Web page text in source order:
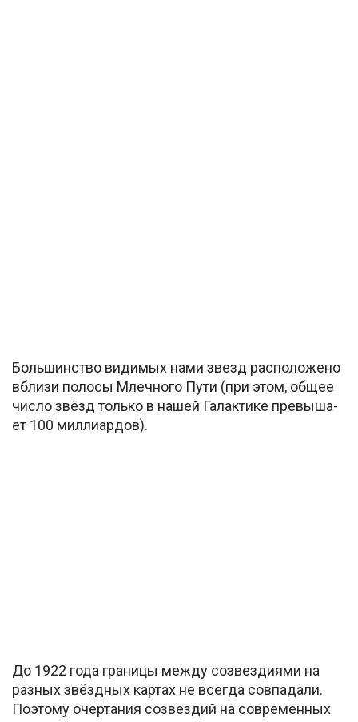
Боль­шин­ст­во видимых нами звезд рас­по­ло­же­но
вбли­зи по­ло­сы Млеч­но­го Пу­ти (при этом, об­щее
чис­ло звёзд толь­ко в на­шей Га­лак­ти­ке пре­вы­ша­
ет 100 миллиардов).
До 1922 года границы между созвездиями на
разных звёздных картах не всегда совпадали.
Поэтому очертания созвездий на современных